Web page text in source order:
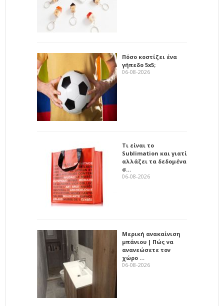
Πόσο κοστίζει ένα
γήπεδο 5x5;
06-08-2026
Τι είναι το
Sublimation και γιατί
αλλάζει τα δεδομένα
σ…
06-08-2026
Μερική ανακαίνιση
μπάνιου | Πώς να
ανανεώσετε τον
χώρο …
06-08-2026